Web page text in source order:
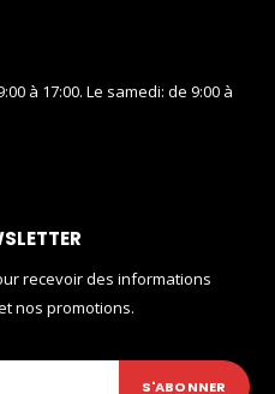
à 17:00. Le samedi: de 9:00 à
recevoir des informations
nos promotions.